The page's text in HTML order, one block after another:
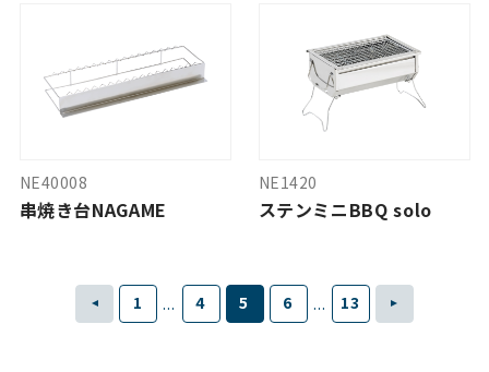
NE40008
串焼き台NAGAME
NE1420
ステンミニBBQ solo
1 ... 4 5 6 ... 13